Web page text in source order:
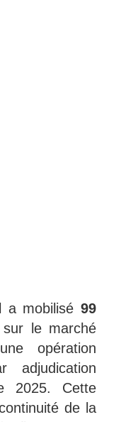
a mobilisé 99
sur le marché
opération
adjudication
2025. Cette
de la